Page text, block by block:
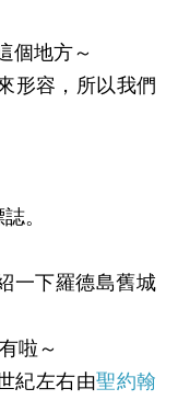
個地方～
形容，所以我們
。
一下羅德島舊城
啦～
紀左右由聖約翰